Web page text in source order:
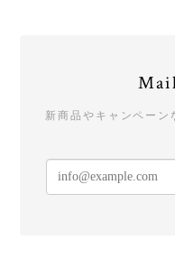
新商品やキャンペーン